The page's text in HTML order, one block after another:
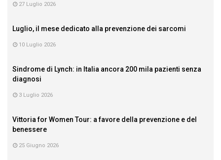
27 Luglio 2026
Luglio, il mese dedicato alla prevenzione dei sarcomi
10 Luglio 2026
Sindrome di Lynch: in Italia ancora 200 mila pazienti senza
diagnosi
3 Luglio 2026
Vittoria for Women Tour: a favore della prevenzione e del
benessere
25 Giugno 2026